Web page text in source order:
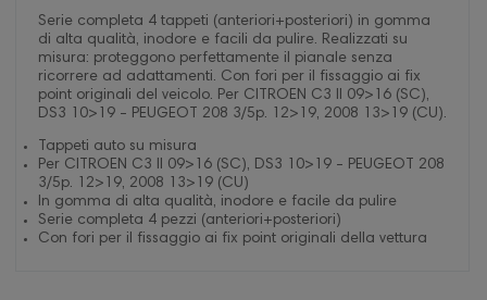
Serie completa 4 tappeti (anteriori+posteriori) in gomma
di alta qualità, inodore e facili da pulire. Realizzati su
misura: proteggono perfettamente il pianale senza
ricorrere ad adattamenti. Con fori per il fissaggio ai fix
point originali del veicolo. Per CITROEN C3 II 09>16 (SC),
DS3 10>19 - PEUGEOT 208 3/5p. 12>19, 2008 13>19 (CU).
Tappeti auto su misura
Per CITROEN C3 II 09>16 (SC), DS3 10>19 - PEUGEOT 208
3/5p. 12>19, 2008 13>19 (CU)
In gomma di alta qualità, inodore e facile da pulire
Serie completa 4 pezzi (anteriori+posteriori)
Con fori per il fissaggio ai fix point originali della vettura